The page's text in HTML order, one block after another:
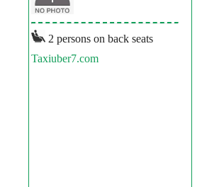
2 persons on back seats
Taxiuber7.com